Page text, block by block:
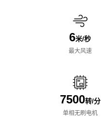
6米/秒
最大风速
7500转/分
单相无刷电机